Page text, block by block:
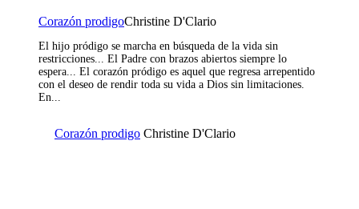
Corazón prodigoChristine D'Clario
El hijo pródigo se marcha en búsqueda de la vida sin
restricciones... El Padre con brazos abiertos siempre lo
espera... El corazón pródigo es aquel que regresa arrepentido
con el deseo de rendir toda su vida a Dios sin limitaciones.
En...
Corazón prodigo Christine D'Clario